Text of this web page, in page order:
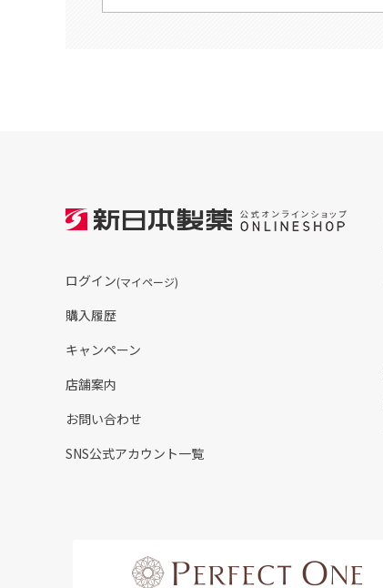
ログイン(マイページ)
購入履歴
キャンペーン
店舗案内
お問い合わせ
SNS公式アカウント一覧